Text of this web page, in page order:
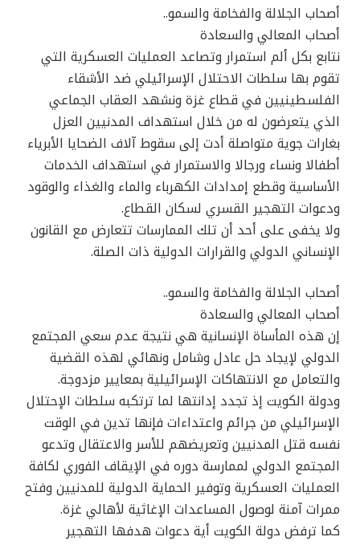
أصحاب الجلالة والفخامة والسمو..
أصحاب المعالي والسعادة
نتابع بكل ألم استمرار وتصاعد العمليات العسكرية التي
تقوم بها سلطات الاحتلال الإسرائيلي ضد الأشقاء
الفلسطينيين في قطاع غزة ونشهد العقاب الجماعي
الذي يتعرضون له من خلال استهداف المدنيين العزل
بغارات جوية متواصلة أدت إلى سقوط آلاف الضحايا الأبرياء
أطفالا ونساء ورجالا والاستمرار في استهداف الخدمات
الأساسية وقطع إمدادات الكهرباء والماء والغذاء والوقود
ودعوات التهجير القسري لسكان القطاع.
ولا يخفى على أحد أن تلك الممارسات تتعارض مع القانون
الإنساني الدولي والقرارات الدولية ذات الصلة.
أصحاب الجلالة والفخامة والسمو..
أصحاب المعالي والسعادة
إن هذه المأساة الإنسانية هي نتيجة عدم سعي المجتمع
الدولي لإيجاد حل عادل وشامل ونهائي لهذه القضية
والتعامل مع الانتهاكات الإسرائيلية بمعايير مزدوجة.
ودولة الكويت إذ تجدد إدانتها لما ترتكبه سلطات الإحتلال
الإسرائيلي من جرائم واعتداءات فإنها تدين في الوقت
نفسه قتل المدنيين وتعريضهم للأسر والاعتقال وتدعو
المجتمع الدولي لممارسة دوره في الإيقاف الفوري لكافة
العمليات العسكرية وتوفير الحماية الدولية للمدنيين وفتح
ممرات آمنة لوصول المساعدات الإغاثية لأهالي غزة.
كما ترفض دولة الكويت أية دعوات هدفها التهجير